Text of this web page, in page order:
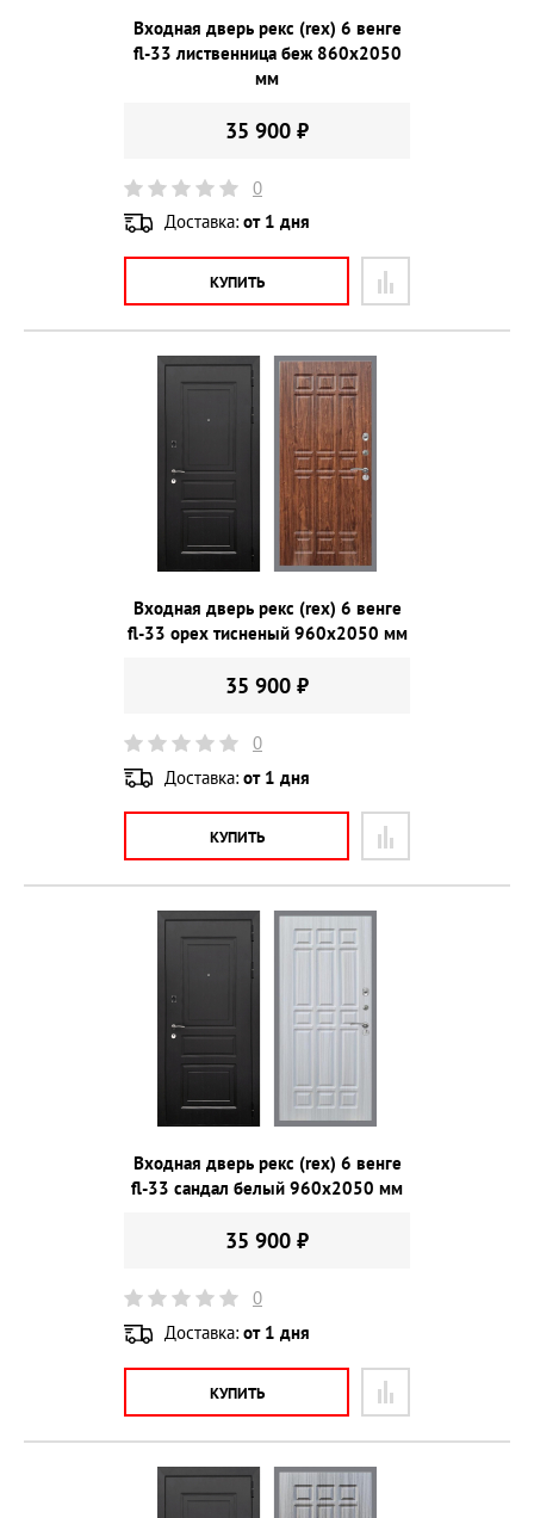
Входная дверь рекс (rex) 6 венге
fl-33 лиственница беж 860х2050
мм
35 900 ₽
0
Доставка: от 1 дня
КУПИТЬ
Входная дверь рекс (rex) 6 венге
fl-33 орех тисненый 960х2050 мм
35 900 ₽
0
Доставка: от 1 дня
КУПИТЬ
Входная дверь рекс (rex) 6 венге
fl-33 сандал белый 960х2050 мм
35 900 ₽
0
Доставка: от 1 дня
КУПИТЬ